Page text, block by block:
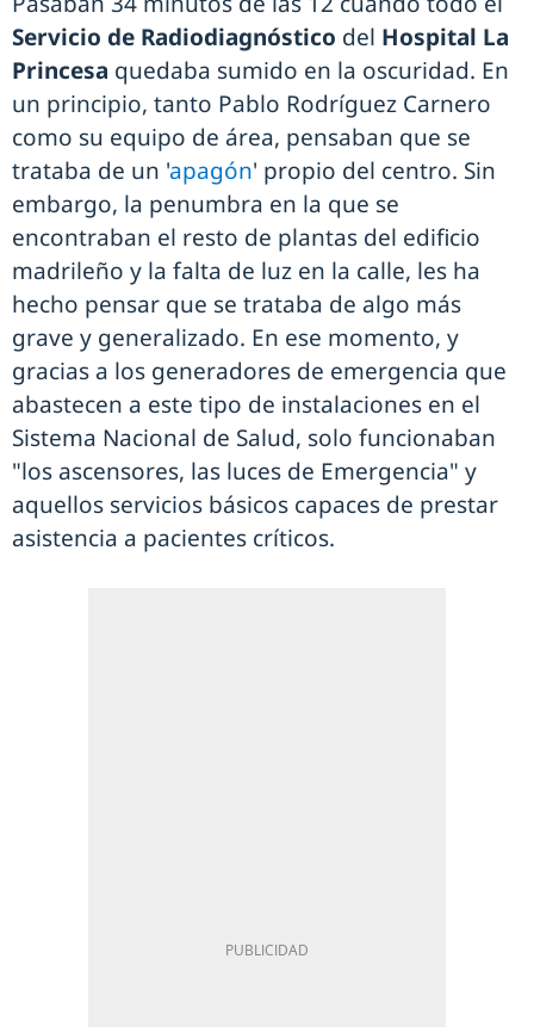
Servicio de Radiodiagnóstico del Hospital La
Princesa quedaba sumido en la oscuridad. En
un principio, tanto Pablo Rodríguez Carnero
como su equipo de área, pensaban que se
trataba de un 'apagón' propio del centro. Sin
embargo, la penumbra en la que se
encontraban el resto de plantas del edificio
madrileño y la falta de luz en la calle, les ha
hecho pensar que se trataba de algo más
grave y generalizado. En ese momento, y
gracias a los generadores de emergencia que
abastecen a este tipo de instalaciones en el
Sistema Nacional de Salud, solo funcionaban
"los ascensores, las luces de Emergencia" y
aquellos servicios básicos capaces de prestar
asistencia a pacientes críticos.